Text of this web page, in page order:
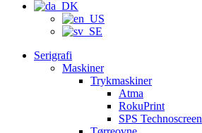
Serigrafi
Maskiner
Trykmaskiner
Atma
RokuPrint
SPS Technoscreen